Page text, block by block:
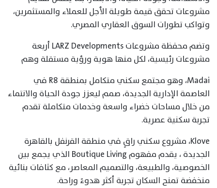
مشروعات تحقق قيمة طويلة الأجل للعملاء والمستثمرين،
وتواكب تطورات السوق العقاري المصري.
وتضم محفظة مشروعات LARZ Developments أربعة
مشروعات رئيسية، لكل منها هوية ورؤية مستقلة وهم
Madai، وهو مجتمع سكني متكامل بمنطقة R8 في
العاصمة الإدارية الجديدة، صمم ليعزز جودة الحياة والانتماء
من خلال مساحات خضراء واسعة وخدمات متكاملة تقدم
تجربة سكنية عصرية.
Klove، مشروع سكني راقٍ في منطقة القرنفل بالقاهرة
الجديدة ، يقدم مفهوم Boutique Living الذي يجمع بين
الخصوصية، والطبيعة، والتصميم المعاصر، مع كثافات بنائية
منخفضة تمنح السكان تجربة أكثر هدوءً وراحة.